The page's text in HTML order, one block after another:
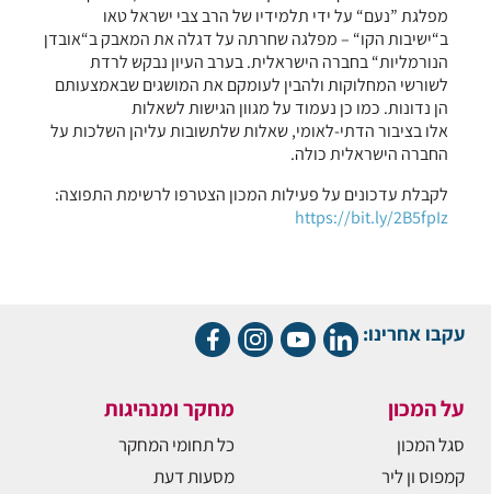
מפלגת ”נעם“ על ידי תלמידיו של הרב צבי ישראל טאו
ב“ישיבות הקו“ – מפלגה שחרתה על דגלה את המאבק ב“אובדן
הנורמליות“ בחברה הישראלית. בערב העיון נבקש לרדת
לשורשי המחלוקות ולהבין לעומקם את המושגים שבאמצעותם
הן נדונות. כמו כן נעמוד על מגוון הגישות לשאלות
אלו בציבור הדתי-לאומי, שאלות שלתשובות עליהן השלכות על
החברה הישראלית כולה.
לקבלת עדכונים על פעילות המכון הצטרפו לרשימת התפוצה:
https://bit.ly/2B5fpIz
עקבו אחרינו:
על המכון
סגל המכון
קמפוס ון ליר
מחקר ומנהיגות
כל תחומי המחקר
מסעות דעת